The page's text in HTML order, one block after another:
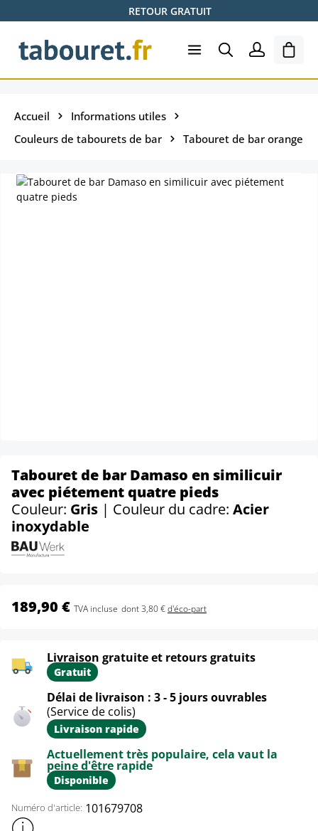
Passer au contenu principalRETOUR GRATUIT
Le
Accueil
Informations utiles
Couleurs de tabourets de bar
Tabouret de bar orange
Tabouret de bar Damaso en similicuir
avec piétement quatre pieds
Couleur: Gris | Couleur du cadre: Acier
inoxydable
189,90 € TVA incluse dont 3,80 €d'éco-part
Livraison gratuite et retours gratuits
Gratuit
Délai de livraison : 3 - 5 jours ouvrables
(Service de colis)
Livraison rapide
Actuellement très populaire, cela vaut la
peine d'être rapide
Disponible
Numéro d'article: 101679708
Afficher plus d'informations sur le produit